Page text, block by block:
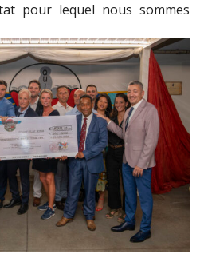
pour lequel nous sommes